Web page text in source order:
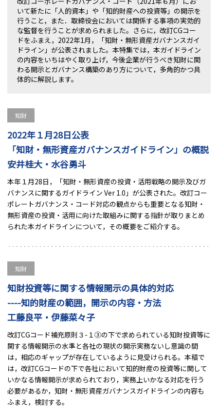
いて新たに「人的資本」や「知的財産への投資等」の開示を
行うこと，また．取締役会においては関係する事項の実効的
な監督を行うことが求められました。さらに，改訂CGコー
ドをふまえ，2022年1月，「知財・無形資産ガバナンスガイ
ドライン」が公表されました。本特集では，本ガイドライン
の内容をいちはやく取り上げ，今後企業が行うべき知財に関
わる開示とガバナンス構築のあり方について，多角的かつ具
体的に解説します。
知財
2022年１月28日公表
「知財・無形資産ガバナンスガイドライン」の概説
安井桂大・水谷勇斗
本年１月28日，「知財・無形資産の投資・活用戦略の開示及びガ
バナンスに関するガイドライン Ver 1.0」が公表された。改訂コー
ポレートガバナンス・コード対応の観点からも重要となる知財・
無形資産の投資・活用に向けた取組みに関する指針が取りまとめ
られた本ガイドラインについて，その概要をご紹介する。
知財
知財投資等に関する情報開示の具体的対応
----知的財産の範囲，開示の内容・方法
工藤良平・伊藤菜々子
改訂CGコード補充原則３-１③の下で求められている知財投資等に
関する情報開示の水準と各社の現状の開示実務ないし意識の間
は，相応のギャップが存在しているように見受けられる。本稿で
は，改訂CGコードの下で各社において知的財産の投資等に関して
いかなる情報開示が求められており，実務上いかなる対応を行う
必要があるか，知財・無形資産ガバナンスガイドラインの内容も
ふまえ，検討する。